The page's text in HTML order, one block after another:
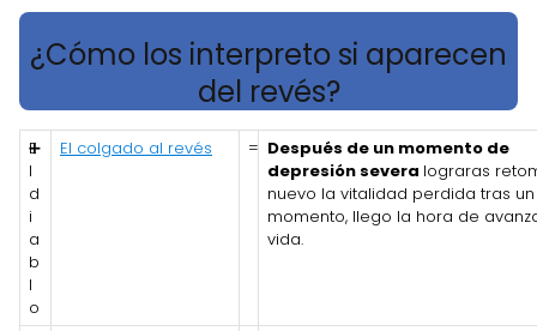
¿Cómo los interpreto si aparecen
del revés?
E
l
d
i
a
b
l
o
➕ El colgado al revés = Después de un momento de
depresión severa lograras
nuevo la vitalidad perdida tras
momento, llego la hora de
vida.